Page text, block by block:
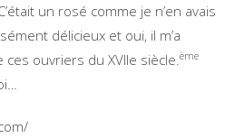
un rosé comme je n’en avais
délicieux et oui, il m’a
ouvriers du XVIIe siècle. ème